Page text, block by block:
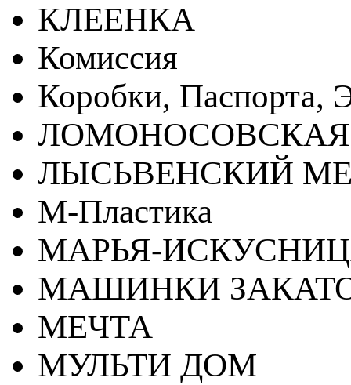
КЛЕЕНКА
Комиссия
Коробки, Паспорта,
ЛЫСЬВЕНСКИЙ
М-Пластика
МАРЬЯ-
МАШИНКИ
МЕЧТА
МУЛЬТИ ДОМ